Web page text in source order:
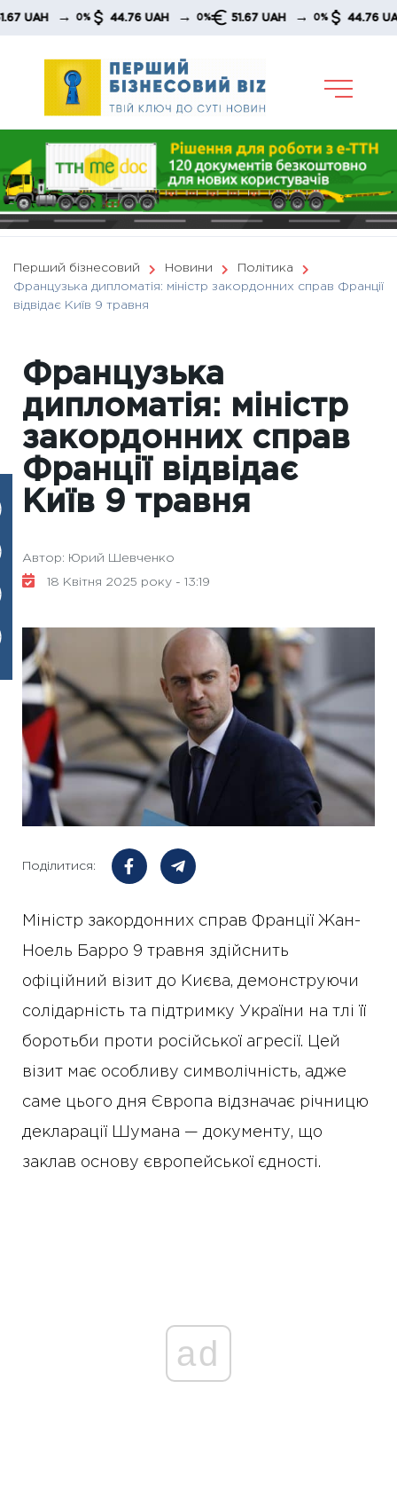
Skip
→ 0% 44.76 UAH → 0% 51.67 UAH → 0% 44.76 UAH →
Перший бізнесовий Новини
Політика
Французька дипломатія: міністр закордонних справ Франції
відвідає Київ 9 травня
Французька
дипломатія: міністр
закордонних справ
Франції відвідає
Київ 9 травня
Автор: Юрий Шевченко
18 Квітня 2025 року - 13:19
Поділитися:
Міністр закордонних справ Франції Жан-
Ноель Барро 9 травня здійснить
офіційний візит до Києва, демонструючи
солідарність та підтримку України на тлі її
боротьби проти російської агресії. Цей
візит має особливу символічність, адже
саме цього дня Європа відзначає річницю
декларації Шумана — документу, що
заклав основу європейської єдності.
ad